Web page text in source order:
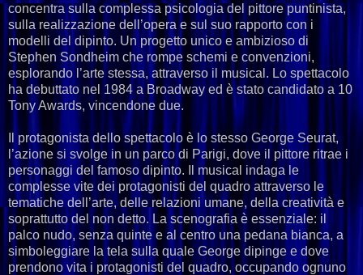
concentra sulla complessa psicologia del pittore puntinista,
sulla realizzazione dell’opera e sul suo rapporto con i
modelli del dipinto. Un progetto unico e ambizioso di
Stephen Sondheim che rompe schemi e convenzioni,
esplorando l’arte stessa, attraverso il musical. Lo spettacolo
ha debuttato nel 1984 a Broadway ed è stato candidato a 10
Tony Awards, vincendone due.
Il protagonista dello spettacolo è lo stesso George Seurat,
l’azione si svolge in un parco di Parigi, dove il pittore ritrae i
personaggi del famoso dipinto. Il musical indaga le
complesse vite dei protagonisti del quadro attraverso le
tematiche dell’arte, delle relazioni umane, della creatività e
soprattutto del non detto. La scenografia è essenziale: il
palco nudo, senza quinte e al centro una pedana bianca, a
simboleggiare la tela sulla quale George dipinge e dove
prendono vita i protagonisti del quadro, occupando ognuno